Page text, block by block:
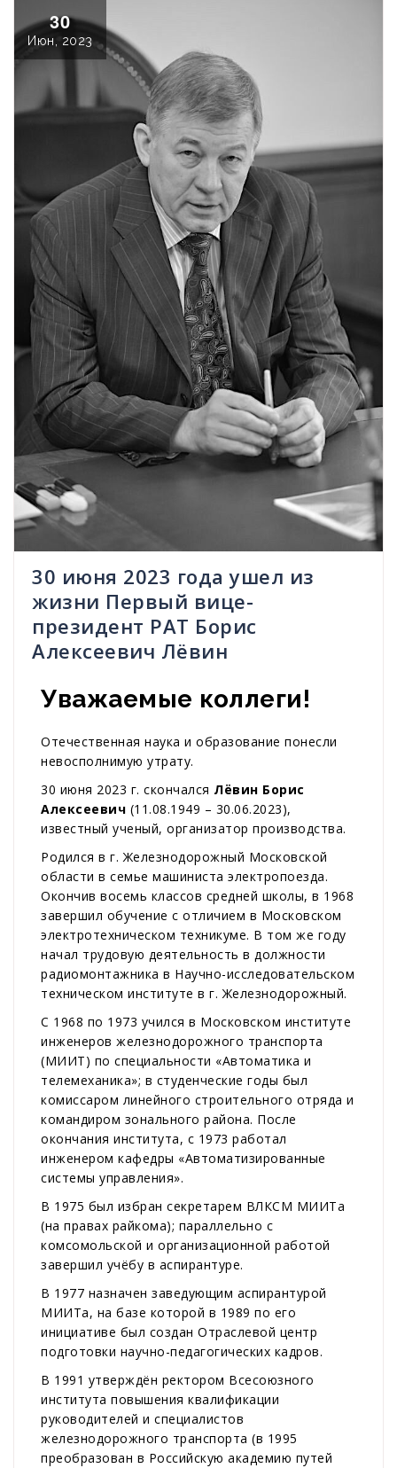
30
Июн, 2023
30 июня 2023 года ушел из
жизни Первый вице-
президент РАТ Борис
Алексеевич Лёвин
Уважаемые коллеги!
Отечественная наука и образование понесли
невосполнимую утрату.
30 июня 2023 г. скончался Лёвин Борис
Алексеевич (11.08.1949 – 30.06.2023),
известный ученый, организатор производства.
Родился в г. Железнодорожный Московской
области в семье машиниста электропоезда.
Окончив восемь классов средней школы, в 1968
завершил обучение с отличием в Московском
электротехническом техникуме. В том же году
начал трудовую деятельность в должности
радиомонтажника в Научно-исследовательском
техническом институте в г. Железнодорожный.
С 1968 по 1973 учился в Московском институте
инженеров железнодорожного транспорта
(МИИТ) по специальности «Автоматика и
телемеханика»; в студенческие годы был
комиссаром линейного строительного отряда и
командиром зонального района. После
окончания института, с 1973 работал
инженером кафедры «Автоматизированные
системы управления».
В 1975 был избран секретарем ВЛКСМ МИИТа
(на правах райкома); параллельно с
комсомольской и организационной работой
завершил учёбу в аспирантуре.
В 1977 назначен заведующим аспирантурой
МИИТа, на базе которой в 1989 по его
инициативе был создан Отраслевой центр
подготовки научно-педагогических кадров.
В 1991 утверждён ректором Всесоюзного
института повышения квалификации
руководителей и специалистов
железнодорожного транспорта (в 1995
преобразован в Российскую академию путей